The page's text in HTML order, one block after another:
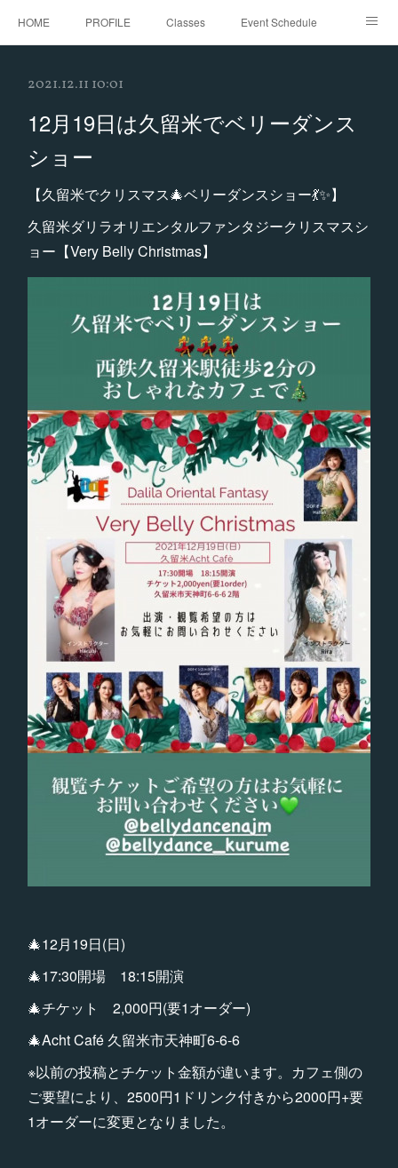
HOME PROFILE Classes Event Schedule
2021.12.11 10:01
12月19日は久留米でベリーダンス
ショー
【久留米でクリスマス🎄ベリーダンスショー💃✨】
久留米ダリラオリエンタルファンタジークリスマスシ
ョー【Very Belly Christmas】
🎄12月19日(日)
🎄17:30開場 18:15開演
🎄チケット 2,000円(要1オーダー)
🎄Acht Café 久留米市天神町6-6-6
※以前の投稿とチケット金額が違います。カフェ側の
ご要望により、2500円1ドリンク付きから2000円+要
1オーダーに変更となりました。